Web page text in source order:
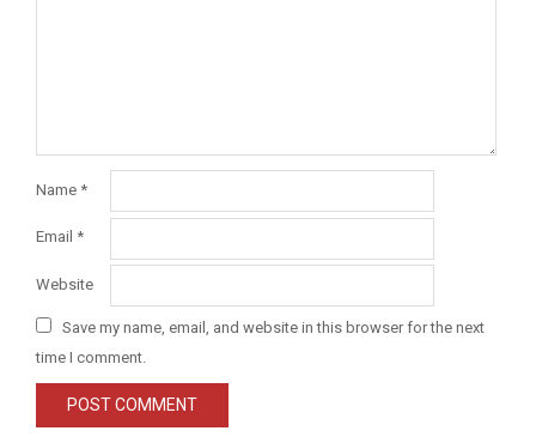
Name *
Email *
Website
Save my name, email, and website in this browser for the next
time I comment.